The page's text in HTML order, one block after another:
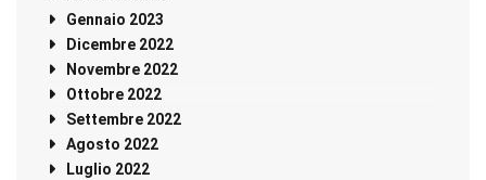
Gennaio 2023
Dicembre 2022
Novembre 2022
Ottobre 2022
Settembre 2022
Agosto 2022
Luglio 2022